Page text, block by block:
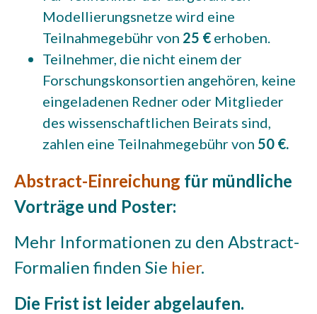
Modellierungsnetze wird eine
Teilnahmegebühr von 25 € erhoben.
Teilnehmer, die nicht einem der
Forschungskonsortien angehören, keine
eingeladenen Redner oder Mitglieder
des wissenschaftlichen Beirats sind,
zahlen eine Teilnahmegebühr von 50 €.
Abstract-Einreichung für mündliche
Vorträge und Poster:
Mehr Informationen zu den Abstract-
Formalien finden Sie hier.
Die Frist ist leider abgelaufen.